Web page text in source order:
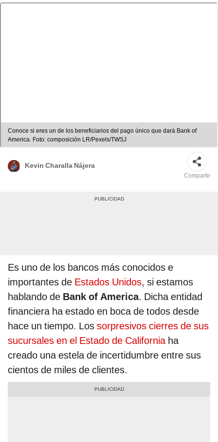
Conoce si eres un de los beneficiarios del pago único que dará Bank of
America. Foto: composición LR/Pexels/TWSJ
Kevin Charalla Nájera
Compartir
Es uno de los bancos más conocidos e
importantes de Estados Unidos, si estamos
hablando de Bank of America. Dicha entidad
financiera ha estado en boca de todos desde
hace un tiempo. Los sorpresivos cierres de sus
sucursales en el Estado de Californiaha
creado una estela de incertidumbre entre sus
cientos de miles de clientes.